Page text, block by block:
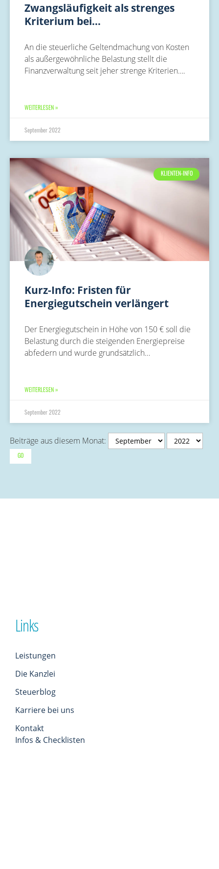
Zwangsläufigkeit als strenges
Kriterium bei…
An die steuerliche Geltendmachung von Kosten
als außergewöhnliche Belastung stellt die
Finanzverwaltung seit jeher strenge Kriterien….
WEITERLESEN »
September 2022
KLIENTEN-INFO
Kurz-Info: Fristen für
Energiegutschein verlängert
Der Energiegutschein in Höhe von 150 € soll die
Belastung durch die steigenden Energiepreise
abfedern und wurde grundsätzlich…
WEITERLESEN »
September 2022
Beiträge aus diesem Monat:
Links
Leistungen
Die Kanzlei
Steuerblog
Karriere bei uns
Kontakt
Infos & Checklisten